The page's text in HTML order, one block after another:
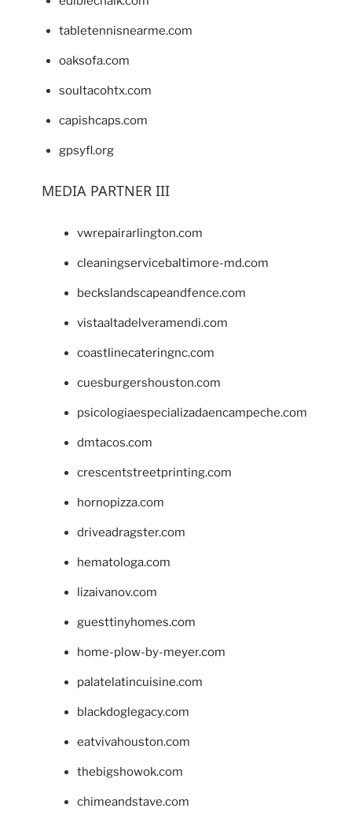
tabletennisnearme.com
oaksofa.com
soultacohtx.com
capishcaps.com
gpsyfl.org
MEDIA PARTNER III
vwrepairarlington.com
cleaningservicebaltimore-md.com
beckslandscapeandfence.com
vistaaltadelveramendi.com
coastlinecateringnc.com
cuesburgershouston.com
psicologiaespecializadaencampeche.com
dmtacos.com
crescentstreetprinting.com
hornopizza.com
driveadragster.com
hematologa.com
lizaivanov.com
guesttinyhomes.com
home-plow-by-meyer.com
palatelatincuisine.com
blackdoglegacy.com
eatvivahouston.com
thebigshowok.com
chimeandstave.com